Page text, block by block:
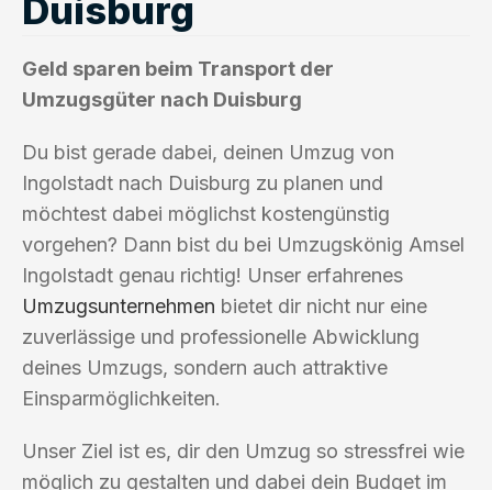
Duisburg
Geld sparen beim Transport der
Umzugsgüter nach Duisburg
Du bist gerade dabei, deinen Umzug von
Ingolstadt nach Duisburg zu planen und
möchtest dabei möglichst kostengünstig
vorgehen? Dann bist du bei Umzugskönig Amsel
Ingolstadt genau richtig! Unser erfahrenes
Umzugsunternehmen bietet dir nicht nur eine
zuverlässige und professionelle Abwicklung
deines Umzugs, sondern auch attraktive
Einsparmöglichkeiten.
Unser Ziel ist es, dir den Umzug so stressfrei wie
möglich zu gestalten und dabei dein Budget im